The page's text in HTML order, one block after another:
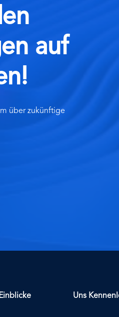
auf
über zukünftige
Uns